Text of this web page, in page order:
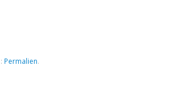
Permalien.